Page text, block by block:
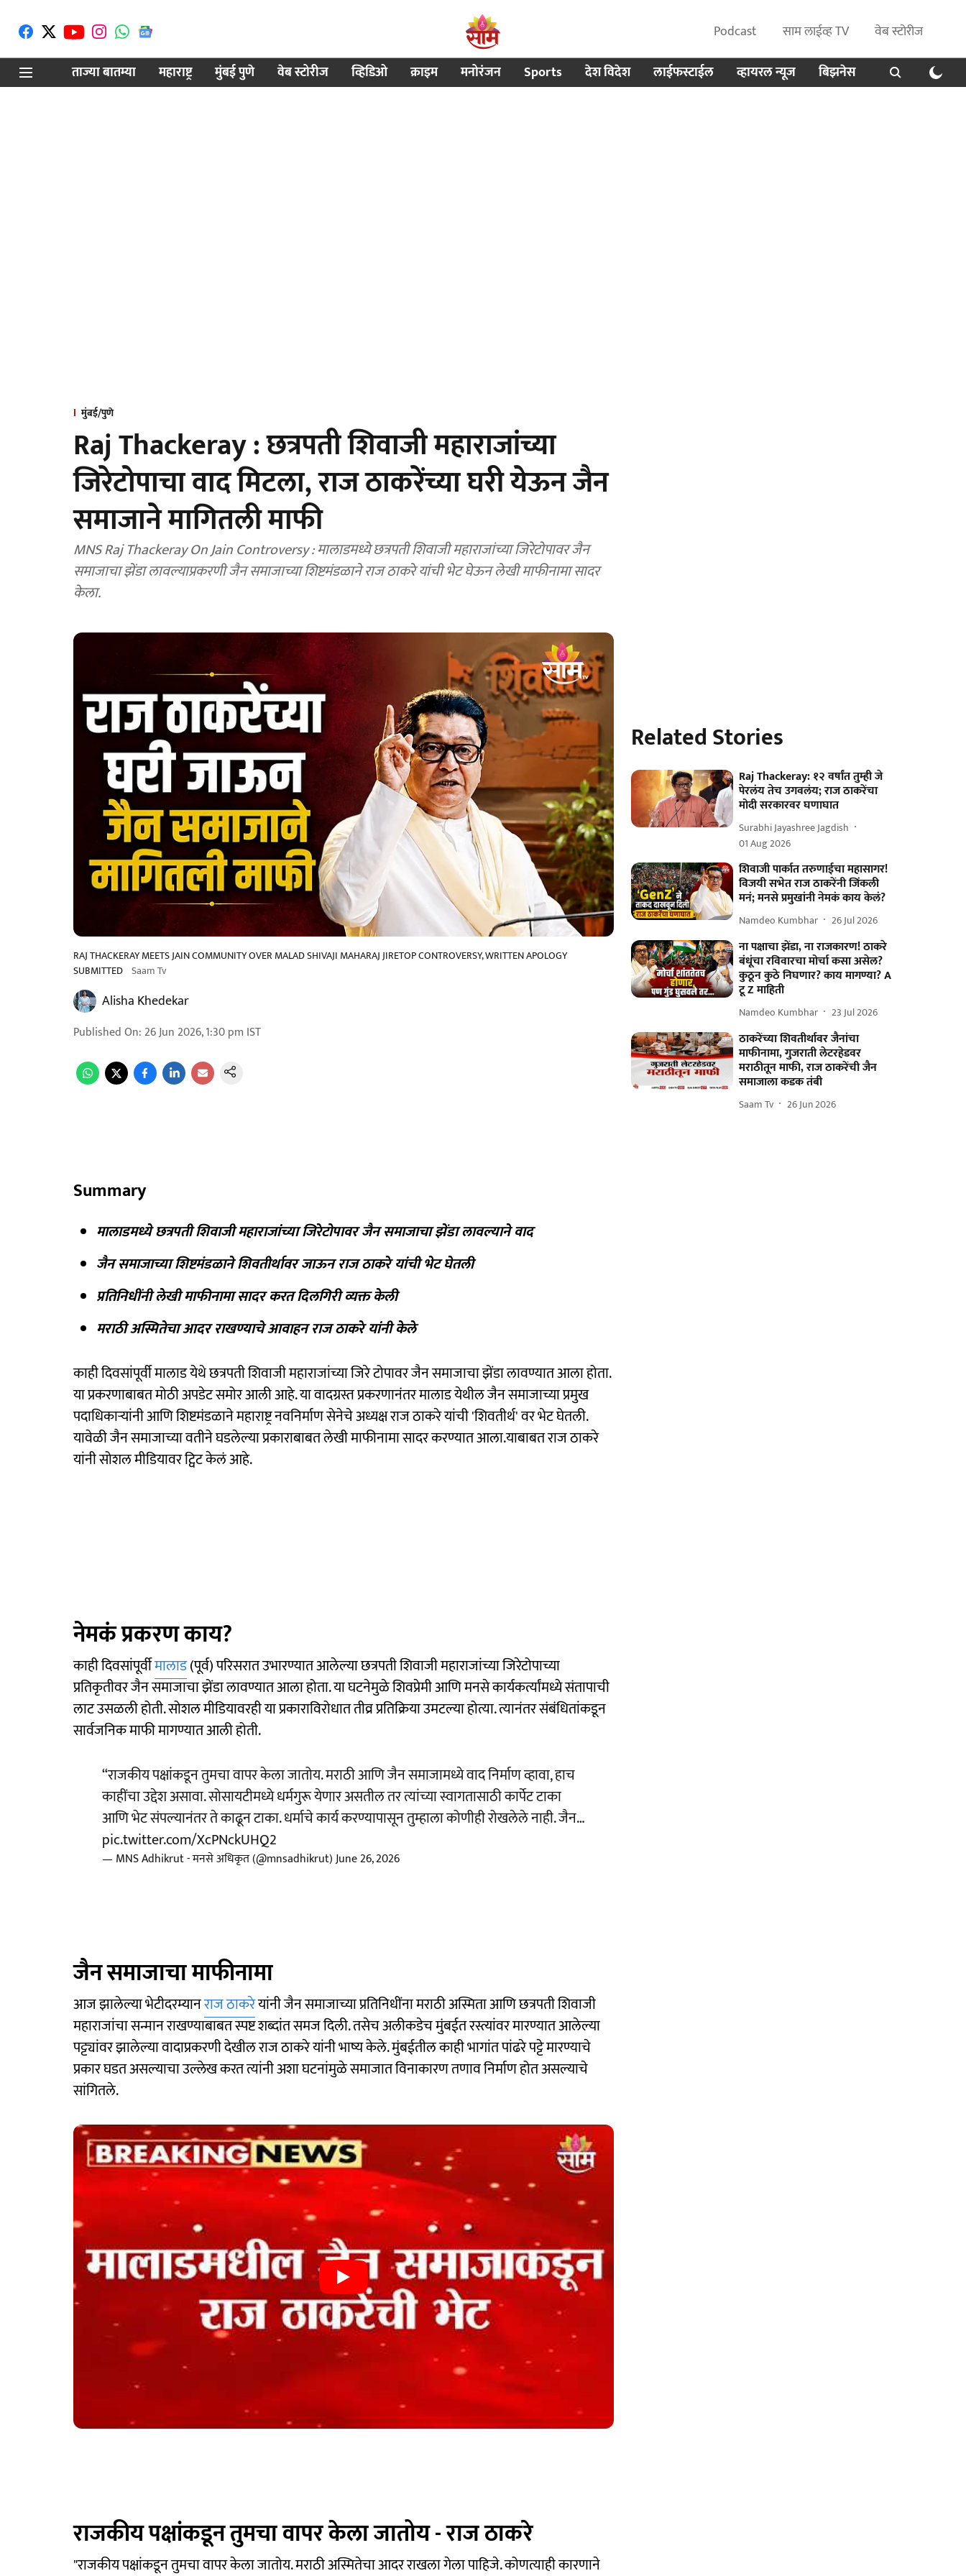
Podcast साम लाईव्ह TV
वेब स्टोरीज
ताज्या बातम्या
महाराष्ट्र मुंबई पुणे वेब स्टोरीज व्हिडिओ क्राइम मनोरंजन Sports देश विदेश लाईफस्टाईल व्हायरल न्यूज बिझनेस
मुंबई/पुणे
Raj Thackeray : छत्रपती शिवाजी महाराजांच्या
जिरेटोपाचा वाद मिटला, राज ठाकरेंच्या घरी येऊन जैन
समाजाने मागितली माफी
MNS Raj Thackeray On Jain Controversy : मालाडमध्ये छत्रपती शिवाजी महाराजांच्या जिरेटोपावर जैन
समाजाचा झेंडा लावल्याप्रकरणी जैन समाजाच्या शिष्टमंडळाने राज ठाकरे यांची भेट घेऊन लेखी माफीनामा सादर
केला.
RAJ THACKERAY MEETS JAIN COMMUNITY OVER MALAD SHIVAJI MAHARAJ JIRETOP CONTROVERSY, WRITTEN APOLOGY
SUBMITTED Saam Tv
Alisha Khedekar
Published On: 26 Jun 2026, 1:30 pm IST
Summary
मालाडमध्ये छत्रपती शिवाजी महाराजांच्या जिरेटोपावर जैन समाजाचा झेंडा लावल्याने वाद
जैन समाजाच्या शिष्टमंडळाने शिवतीर्थावर जाऊन राज ठाकरे यांची भेट घेतली
प्रतिनिधींनी लेखी माफीनामा सादर करत दिलगिरी व्यक्त केली
मराठी अस्मितेचा आदर राखण्याचे आवाहन राज ठाकरे यांनी केले
काही दिवसांपूर्वी मालाड येथे छत्रपती शिवाजी महाराजांच्या जिरे टोपावर जैन समाजाचा झेंडा लावण्यात आला होता.
या प्रकरणाबाबत मोठी अपडेट समोर आली आहे. या वादग्रस्त प्रकरणानंतर मालाड येथील जैन समाजाच्या प्रमुख
पदाधिकाऱ्यांनी आणि शिष्टमंडळाने महाराष्ट्र नवनिर्माण सेनेचे अध्यक्ष राज ठाकरे यांची 'शिवतीर्थ' वर भेट घेतली.
यावेळी जैन समाजाच्या वतीने घडलेल्या प्रकाराबाबत लेखी माफीनामा सादर करण्यात आला.याबाबत राज ठाकरे
यांनी सोशल मीडियावर ट्विट केलं आहे.
नेमकं प्रकरण काय?
काही दिवसांपूर्वीमालाड(पूर्व) परिसरात उभारण्यात आलेल्या छत्रपती शिवाजी महाराजांच्या जिरेटोपाच्या
प्रतिकृतीवर जैन समाजाचा झेंडा लावण्यात आला होता. या घटनेमुळे शिवप्रेमी आणि मनसे कार्यकर्त्यांमध्ये संतापाची
लाट उसळली होती. सोशल मीडियावरही या प्रकाराविरोधात तीव्र प्रतिक्रिया उमटल्या होत्या. त्यानंतर संबंधितांकडून
सार्वजनिक माफी मागण्यात आली होती.
“राजकीय पक्षांकडून तुमचा वापर केला जातोय. मराठी आणि जैन समाजामध्ये वाद निर्माण व्हावा, हाच
काहींचा उद्देश असावा. सोसायटीमध्ये धर्मगुरू येणार असतील तर त्यांच्या स्वागतासाठी कार्पेट टाका
आणि भेट संपल्यानंतर ते काढून टाका. धर्माचे कार्य करण्यापासून तुम्हाला कोणीही रोखलेले नाही. जैन…
pic.twitter.com/XcPNckUHQ2
— MNS Adhikrut - मनसे अधिकृत (@mnsadhikrut)June 26, 2026
जैन समाजाचा माफीनामा
आज झालेल्या भेटीदरम्यानराज ठाकरेयांनी जैन समाजाच्या प्रतिनिधींना मराठी अस्मिता आणि छत्रपती शिवाजी
महाराजांचा सन्मान राखण्याबाबत स्पष्ट शब्दांत समज दिली. तसेच अलीकडेच मुंबईत रस्त्यांवर मारण्यात आलेल्या
पट्ट्यांवर झालेल्या वादाप्रकरणी देखील राज ठाकरे यांनी भाष्य केले. मुंबईतील काही भागांत पांढरे पट्टे मारण्याचे
प्रकार घडत असल्याचा उल्लेख करत त्यांनी अशा घटनांमुळे समाजात विनाकारण तणाव निर्माण होत असल्याचे
सांगितले.
राजकीय पक्षांकडून तुमचा वापर केला जातोय - राज ठाकरे
"राजकीय पक्षांकडून तुमचा वापर केला जातोय. मराठी अस्मितेचा आदर राखला गेला पाहिजे. कोणत्याही कारणाने
Related Stories
Raj Thackeray: १२ वर्षांत तुम्ही जे
पेरलंय तेच उगवलंय; राज ठाकरेंचा
मोदी सरकारवर घणाघात
Surabhi Jayashree Jagdish
01 Aug 2026
शिवाजी पार्कात तरुणाईचा महासागर!
विजयी सभेत राज ठाकरेंनी जिंकली
मनं; मनसे प्रमुखांनी नेमकं काय केलं?
Namdeo Kumbhar 26 Jul 2026
ना पक्षाचा झेंडा, ना राजकारण! ठाकरे
बंधूंचा रविवारचा मोर्चा कसा असेल?
कुठून कुठे निघणार? काय मागण्या? A
टू Z माहिती
Namdeo Kumbhar 23 Jul 2026
ठाकरेंच्या शिवतीर्थावर जैनांचा
माफीनामा, गुजराती लेटरहेडवर
मराठीतून माफी, राज ठाकरेंची जैन
समाजाला कडक तंबी
Saam Tv 26 Jun 2026